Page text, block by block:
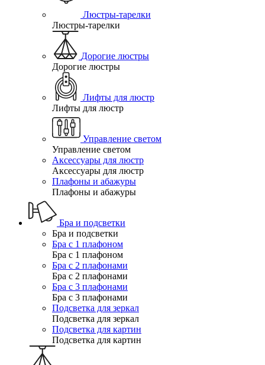
Люстры-тарелки
Люстры-тарелки
Дорогие люстры
Дорогие люстры
Лифты для люстр
Лифты для люстр
Управление светом
Управление светом
Аксессуары для люстр
Аксессуары для люстр
Плафоны и абажуры
Плафоны и абажуры
Бра и подсветки
Бра и подсветки
Бра с 1 плафоном
Бра с 1 плафоном
Бра с 2 плафонами
Бра с 2 плафонами
Бра с 3 плафонами
Бра с 3 плафонами
Подсветка для зеркал
Подсветка для зеркал
Подсветка для картин
Подсветка для картин